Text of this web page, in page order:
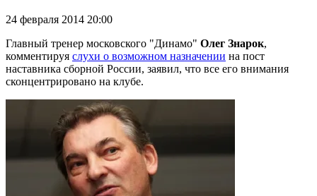
24 февраля 2014 20:00
Главный тренер московского "Динамо" Олег Знарок,
комментируя слухи о возможном назначении на пост
наставника сборной России, заявил, что все его внимания
сконцентрировано на клубе.